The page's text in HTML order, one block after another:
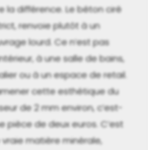
la différence. Le béton ciré
renvoie plutôt à un
lourd. Ce n’est pas
à une salle de bains,
ou à un espace de retail.
cette esthétique du
de 2 mm environ, c’est-
pièce de deux euros. C’est
vraie matière minérale,